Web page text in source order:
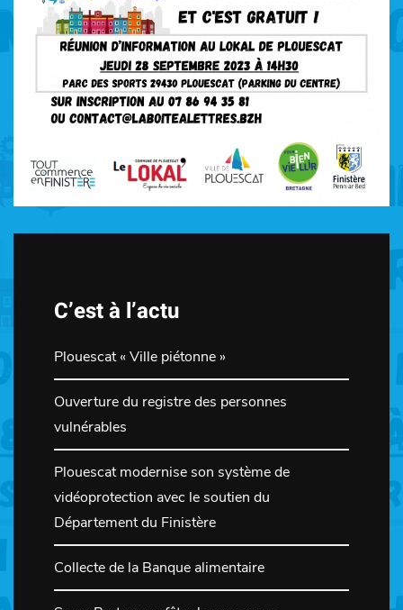
C’est à l’actu
Plouescat « Ville piétonne »
Ouverture du registre des personnes
vulnérables
Plouescat modernise son système de
vidéoprotection avec le soutien du
Département du Finistère
Collecte de la Banque alimentaire